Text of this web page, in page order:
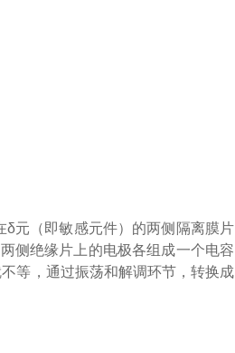
在δ元（即敏感元件）的两侧隔离膜片
两侧绝缘片上的电极各组成一个电容
等，通过振荡和解调环节，转换成